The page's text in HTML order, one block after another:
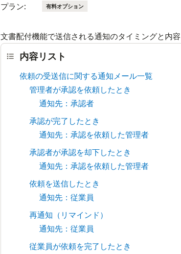
プラン: 有料オプション
文書配付機能で送信される通知のタイミングと内容
内容リスト
依頼の受送信に関する通知メール一覧
管理者が承認を依頼したとき
通知先：承認者
承認が完了したとき
通知先：承認を依頼した管理者
承認者が承認を却下したとき
通知先：承認を依頼した管理者
依頼を送信したとき
通知先：従業員
再通知（リマインド）
通知先：従業員
従業員が依頼を完了したとき